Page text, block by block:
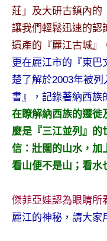
莊」及大研古鎮內的
讓我們輕鬆迅速的認
遺產的『麗江古城』
更在麗江市的『東巴
楚了解於2003年被
書』，記錄著納西族
在瞭解納西族的遷徙
麼是『三江並列』的
信：壯闊的山水，加
看山便不是山；看水
傑菲亞娃認為眼睛所
麗江的神秘，請大家